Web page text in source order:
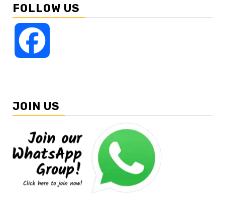
FOLLOW US
JOIN US